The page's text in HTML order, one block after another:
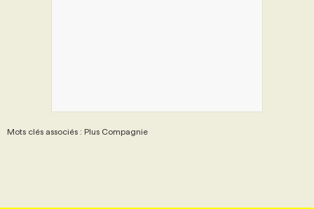
Mots clés associés : Plus Compagnie